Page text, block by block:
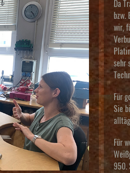
Da
bzw.
wir,
sehr
Für
Sie
Für
950.